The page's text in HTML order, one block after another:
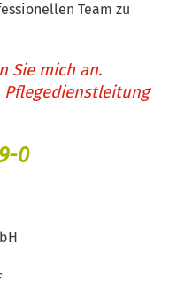
Team zu
Sie mich an.
Pflegedienstleitung
0